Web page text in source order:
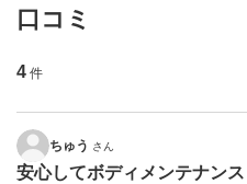
口コミ
4 件
ちゅう さん
安心してボディメンテナンス